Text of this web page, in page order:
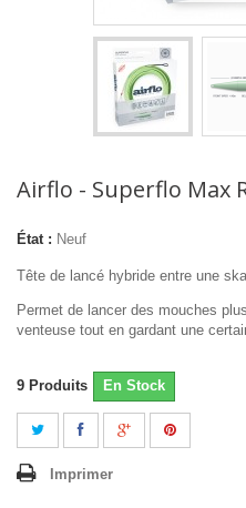
Airflo - Superflo Max
État : Neuf
Tête de lancé hybride entre une
Permet de lancer des mouches
venteuse tout en gardant une
9 Produits En Stock
Imprimer